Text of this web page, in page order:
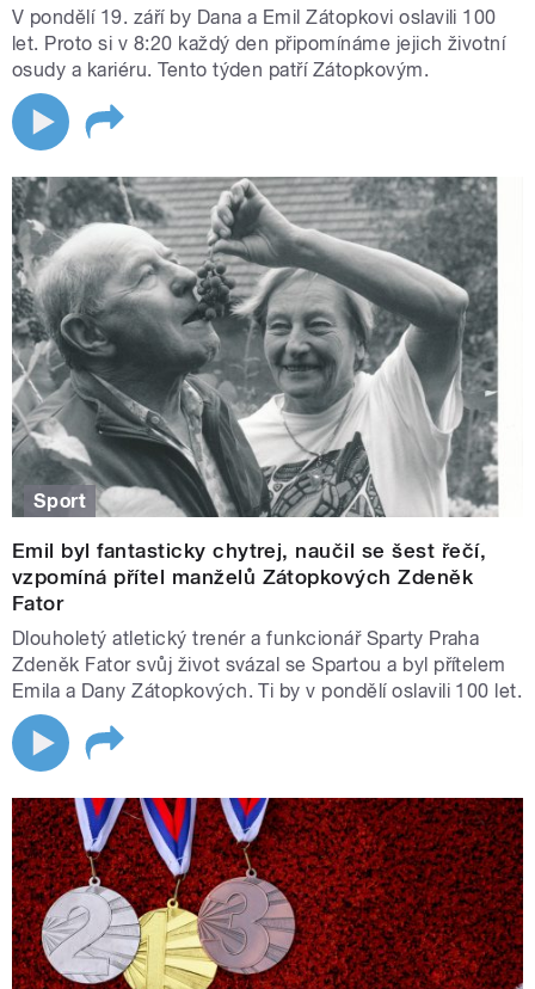
V pondělí 19. září by Dana a Emil Zátopkovi oslavili 100
let. Proto si v 8:20 každý den připomínáme jejich životní
osudy a kariéru. Tento týden patří Zátopkovým.
Sport
Emil byl fantasticky chytrej, naučil se šest řečí,
vzpomíná přítel manželů Zátopkových Zdeněk
Fator
Dlouholetý atletický trenér a funkcionář Sparty Praha
Zdeněk Fator svůj život svázal se Spartou a byl přítelem
Emila a Dany Zátopkových. Ti by v pondělí oslavili 100 let.